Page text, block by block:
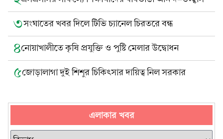
৩সংঘাতের খবর দিলে টিভি চ্যানেল চিরতরে বন্ধ
৪নোয়াখালীতে কৃষি প্রযুক্তি ও পুষ্টি মেলার উদ্বোধন
৫জোড়ালাগা দুই শিশুর চিকিৎসার দায়িত্ব নিল সরকার
এলাকার খবর